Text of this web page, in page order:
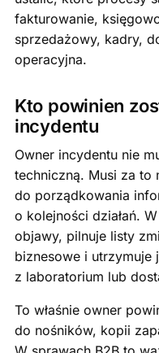
fakturowanie,
sprzedażowy, kadry,
operacyjna.
Kto powinien
incydentu
Owner incydentu nie
techniczną. Musi za to
do porządkowania
o kolejności działań.
objawy, pilnuje listy
biznesowe i utrzymuje
z laboratorium lub
To właśnie owner
do nośników, kopii